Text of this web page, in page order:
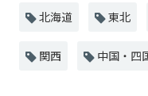
北海道 東北
関西 中国・四